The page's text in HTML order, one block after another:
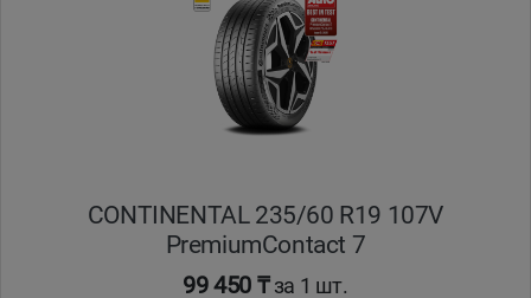
CONTINENTAL 235/60 R19 107V
PremiumContact 7
99 450 ₸за 1 шт.
Павлодар